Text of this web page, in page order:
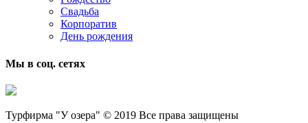
Свадьба
Корпоратив
День рождения
Мы в соц. сетях
Турфирма "У озера" © 2019 Все права защищены